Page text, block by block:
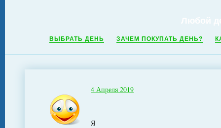
ВЫБРАТЬ ДЕНЬ ЗАЧЕМ ПОКУПАТЬ ДЕНЬ?
4 Апреля 2019
Я